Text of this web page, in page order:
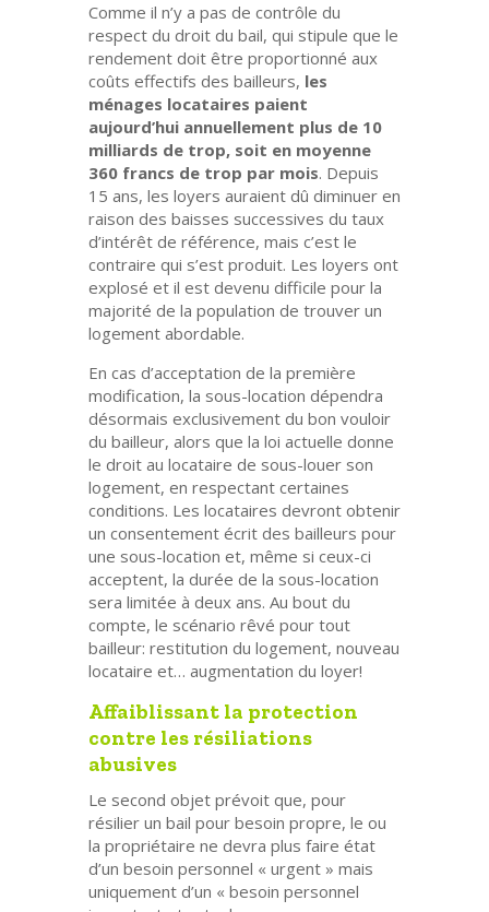
Comme il n’y a pas de contrôle du
respect du droit du bail, qui stipule que le
rendement doit être proportionné aux
coûts effectifs des bailleurs, les
ménages locataires paient
aujourd’hui annuellement plus de 10
milliards de trop, soit en moyenne
360 francs de trop par mois. Depuis
15 ans, les loyers auraient dû diminuer en
raison des baisses successives du taux
d’intérêt de référence, mais c’est le
contraire qui s’est produit. Les loyers ont
explosé et il est devenu difficile pour la
majorité de la population de trouver un
logement abordable.
En cas d’acceptation de la première
modification, la sous-location dépendra
désormais exclusivement du bon vouloir
du bailleur, alors que la loi actuelle donne
le droit au locataire de sous-louer son
logement, en respectant certaines
conditions. Les locataires devront obtenir
un consentement écrit des bailleurs pour
une sous-location et, même si ceux-ci
acceptent, la durée de la sous-location
sera limitée à deux ans. Au bout du
compte, le scénario rêvé pour tout
bailleur: restitution du logement, nouveau
locataire et… augmentation du loyer!
Affaiblissant la protection
contre les résiliations
abusives
Le second objet prévoit que, pour
résilier un bail pour besoin propre, le ou
la propriétaire ne devra plus faire état
d’un besoin personnel « urgent » mais
uniquement d’un « besoin personnel